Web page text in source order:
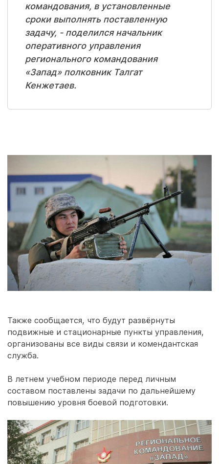
командования, в установленные
сроки выполнять поставленную
задачу, - поделился начальник
оперативного управления
регионального командования
«Запад» полковник Талгат
Кенжетаев.
Также сообщается, что будут развёрнуты
подвижные и стационарные пункты управления,
организованы все виды связи и комендантская
служба.
В летнем учебном периоде перед личным
составом поставлены задачи по дальнейшему
повышению уровня боевой подготовки.